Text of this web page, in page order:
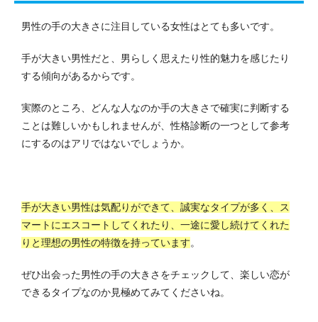
男性の手の大きさに注目している女性はとても多いです。
手が大きい男性だと、男らしく思えたり性的魅力を感じたり
する傾向があるからです。
実際のところ、どんな人なのか手の大きさで確実に判断する
ことは難しいかもしれませんが、性格診断の一つとして参考
にするのはアリではないでしょうか。
手が大きい男性は気配りができて、誠実なタイプが多く、ス
マートにエスコートしてくれたり、一途に愛し続けてくれた
りと理想の男性の特徴を持っています。
ぜひ出会った男性の手の大きさをチェックして、楽しい恋が
できるタイプなのか見極めてみてくださいね。